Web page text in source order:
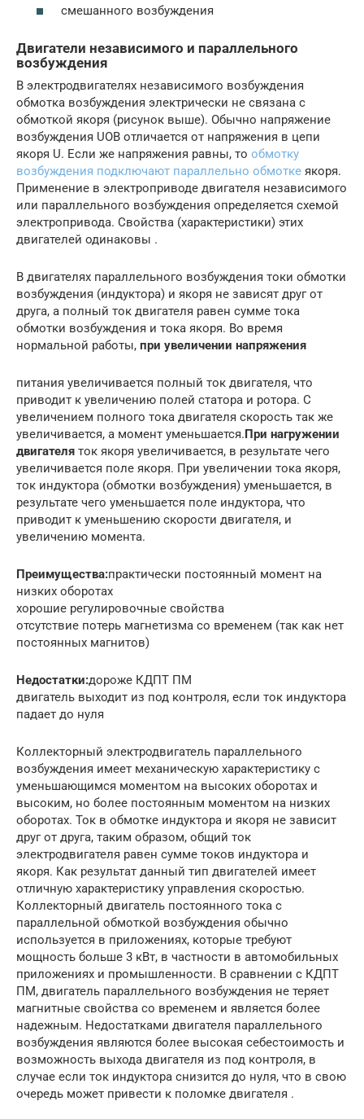
смешанного возбуждения
Двигатели независимого и параллельного
возбуждения
В электродвигателях независимого возбуждения
обмотка возбуждения электрически не связана с
обмоткой якоря (рисунок выше). Обычно напряжение
возбуждения UОВ отличается от напряжения в цепи
якоря U. Если же напряжения равны, то обмотку
возбуждения подключают параллельно обмотке якоря.
Применение в электроприводе двигателя независимого
или параллельного возбуждения определяется схемой
электропривода. Свойства (характеристики) этих
двигателей одинаковы .
В двигателях параллельного возбуждения токи обмотки
возбуждения (индуктора) и якоря не зависят друг от
друга, а полный ток двигателя равен сумме тока
обмотки возбуждения и тока якоря. Во время
нормальной работы, при увеличении напряжения
питания увеличивается полный ток двигателя, что
приводит к увеличению полей статора и ротора. С
увеличением полного тока двигателя скорость так же
увеличивается, а момент уменьшается.При нагружении
двигателя ток якоря увеличивается, в результате чего
увеличивается поле якоря. При увеличении тока якоря,
ток индуктора (обмотки возбуждения) уменьшается, в
результате чего уменьшается поле индуктора, что
приводит к уменьшению скорости двигателя, и
увеличению момента.
Преимущества:практически постоянный момент на
низких оборотах
хорошие регулировочные свойства
отсутствие потерь магнетизма со временем (так как нет
постоянных магнитов)
Недостатки:дороже КДПТ ПМ
двигатель выходит из под контроля, если ток индуктора
падает до нуля
Коллекторный электродвигатель параллельного
возбуждения имеет механическую характеристику с
уменьшающимся моментом на высоких оборотах и
высоким, но более постоянным моментом на низких
оборотах. Ток в обмотке индуктора и якоря не зависит
друг от друга, таким образом, общий ток
электродвигателя равен сумме токов индуктора и
якоря. Как результат данный тип двигателей имеет
отличную характеристику управления скоростью.
Коллекторный двигатель постоянного тока с
параллельной обмоткой возбуждения обычно
используется в приложениях, которые требуют
мощность больше 3 кВт, в частности в автомобильных
приложениях и промышленности. В сравнении с КДПТ
ПМ, двигатель параллельного возбуждения не теряет
магнитные свойства со временем и является более
надежным. Недостатками двигателя параллельного
возбуждения являются более высокая себестоимость и
возможность выхода двигателя из под контроля, в
случае если ток индуктора снизится до нуля, что в свою
очередь может привести к поломке двигателя .